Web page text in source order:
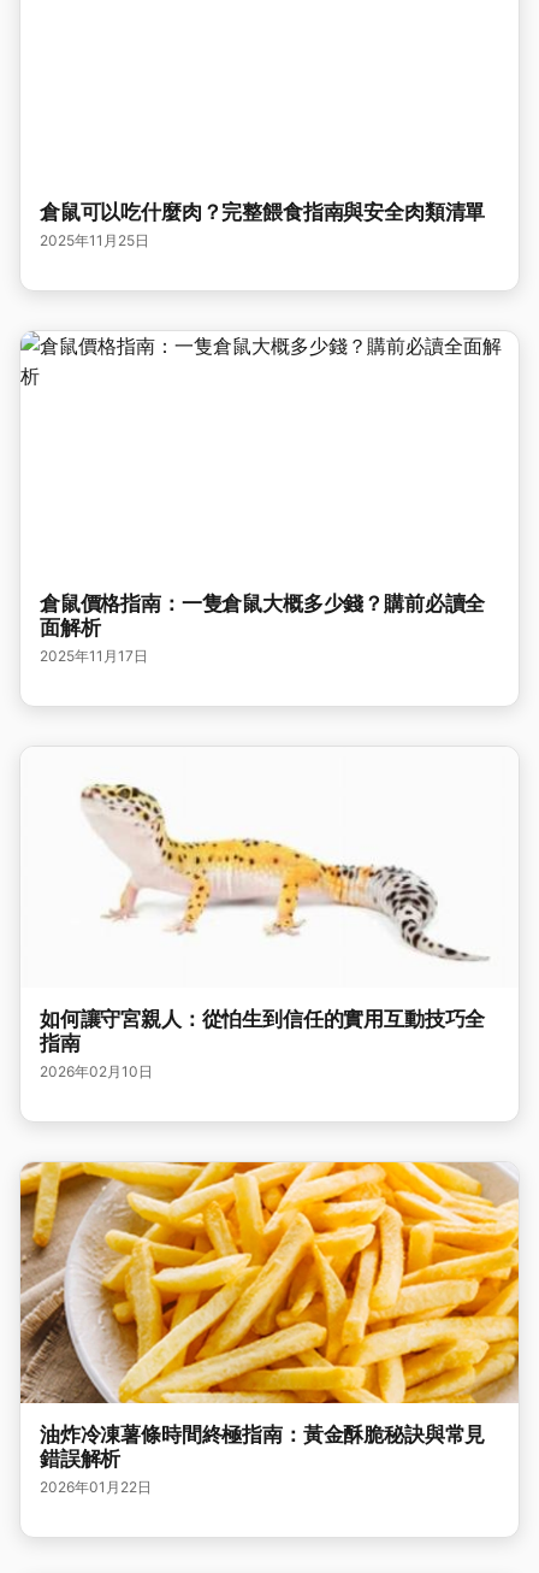
倉鼠可以吃什麼肉？完整餵食指南與安全肉類清單
2025年11月25日
倉鼠價格指南：一隻倉鼠大概多少錢？購前必讀全
面解析
2025年11月17日
如何讓守宮親人：從怕生到信任的實用互動技巧全
指南
2026年02月10日
油炸冷凍薯條時間終極指南：黃金酥脆秘訣與常見
錯誤解析
2026年01月22日